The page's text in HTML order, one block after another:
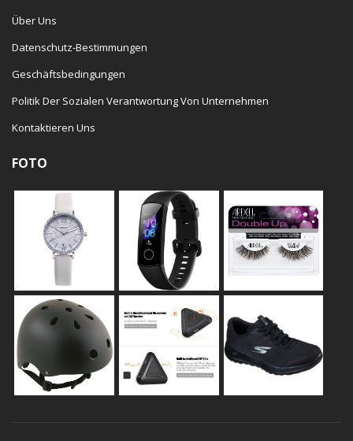
Über Uns
Datenschutz-Bestimmungen
Geschäftsbedingungen
Politik Der Sozialen Verantwortung Von Unternehmen
Kontaktieren Uns
FOTO